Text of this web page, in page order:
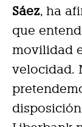
Sáez, ha
que
movilidad
velocidad.